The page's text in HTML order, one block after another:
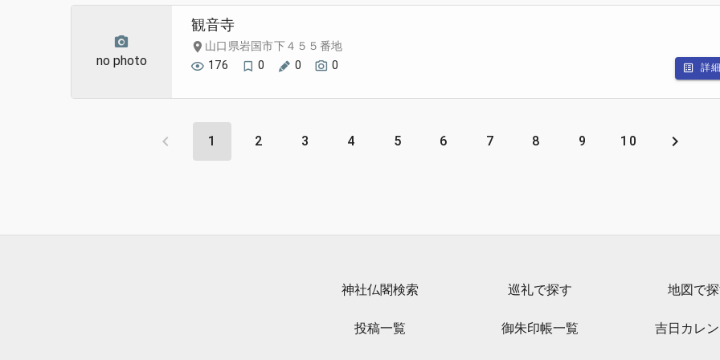
no photo
観音寺
山口県岩国市下４５５番地
176
0 0 0 詳
1 2 3 4 5 6 7 8 9 10
神社仏閣検索 巡礼で探す 地図で
投稿一覧 御朱印帳一覧 吉日カレ